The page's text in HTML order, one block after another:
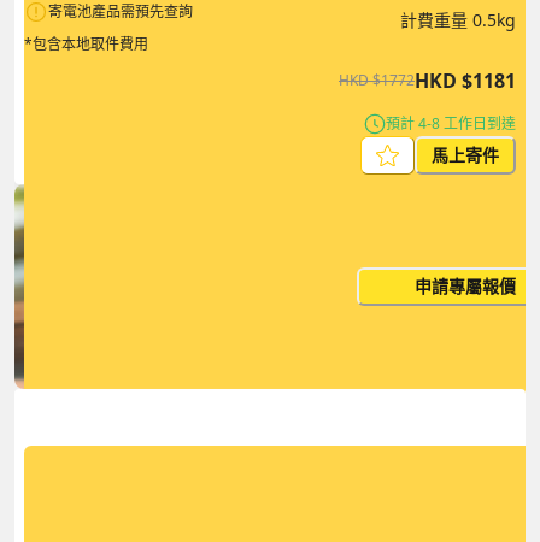
寄電池產品需預先查詢
*包含本地取件費用
計費重量 0.5kg
HKD$1772HKD $1181
預計 4-8 工作日到達
馬上寄件
申請專屬報價